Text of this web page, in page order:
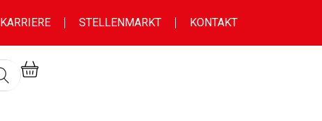
KARRIERE STELLENMARKT KONTAKT